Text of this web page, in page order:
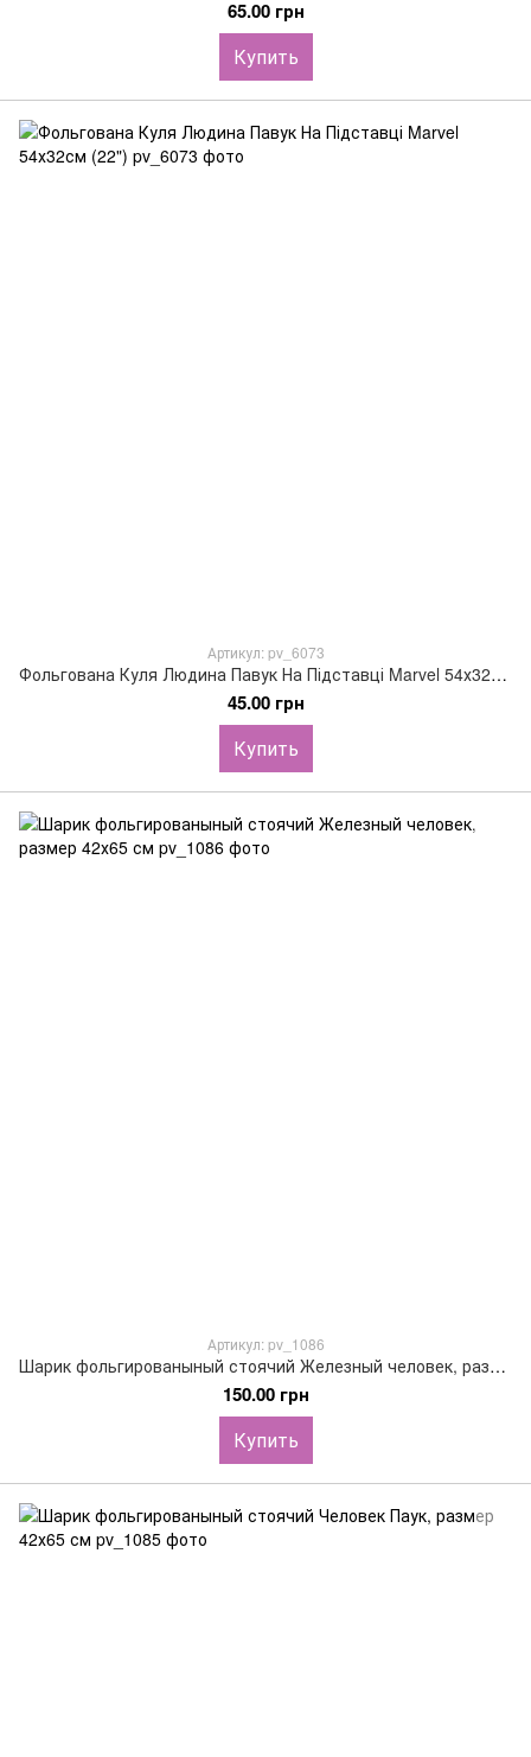
65.00 грн
Купить
Артикул: pv_6073
Фольгована Куля Людина Павук На Підставці Marvel 54х32см (22")
45.00 грн
Купить
Артикул: pv_1086
Шарик фольгированыный стоячий Железный человек, размер 42х65 см
150.00 грн
Купить